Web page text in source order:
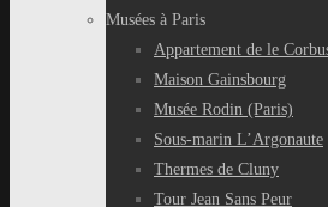
Musées à Paris
Appartement de le
Maison Gainsbourg
Musée Rodin (Paris)
Sous-marin L’Argonaute
Thermes de Cluny
Tour Jean Sans Peur